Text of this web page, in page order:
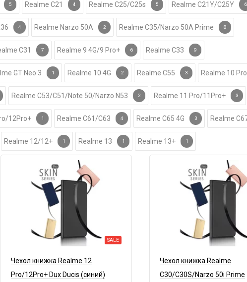
5 Realme C21 4 Realme C25/C25s 5 Realme C21Y/C25Y 6
4 Realme Narzo 50A 2 Realme C35/Narzo 50A Prime 8
C31 7 Realme 9 4G/9 Pro+ 6 Realme C33 9
GT Neo 3 1 Realme 10 4G 2 Realme C55 3 Realme 10
Realme C53/C51/Note 50/Narzo N53 2 Realme 11 Pro/11Pro+ 3
12Pro+ 1 Realme C61/C63 4 Realme C65 4G 3 Realme
Realme 12/12+ 1 Realme 13 1 Realme 13+ 1
SALE
Чехол книжка Realme 12
Pro/12Pro+ Dux Ducis (синий)
Чехол книжка Realme
C30/C30S/Narzo 50i Prime